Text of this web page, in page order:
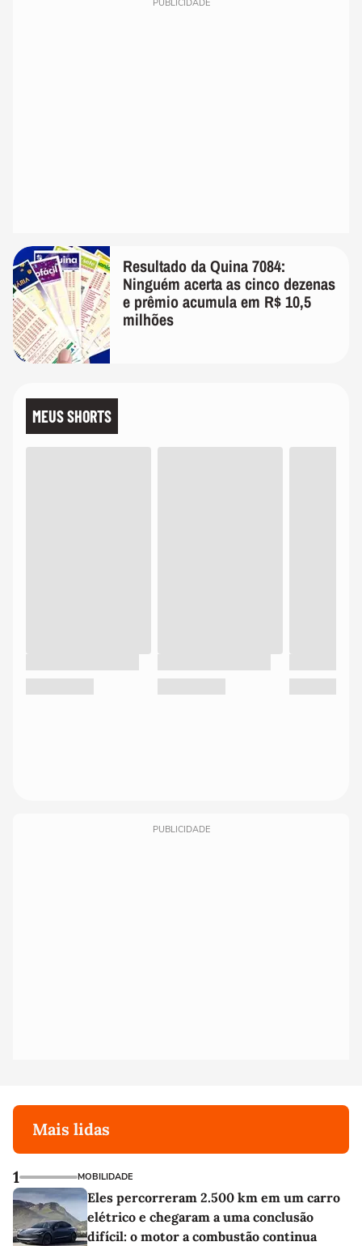
PUBLICIDADE
Resultado da Quina 7084:
Ninguém acerta as cinco dezenas
e prêmio acumula em R$ 10,5
milhões
MEUS SHORTS
PUBLICIDADE
Mais lidas
1 MOBILIDADE
Eles percorreram 2.500 km em um carro
elétrico e chegaram a uma conclusão
difícil: o motor a combustão continua